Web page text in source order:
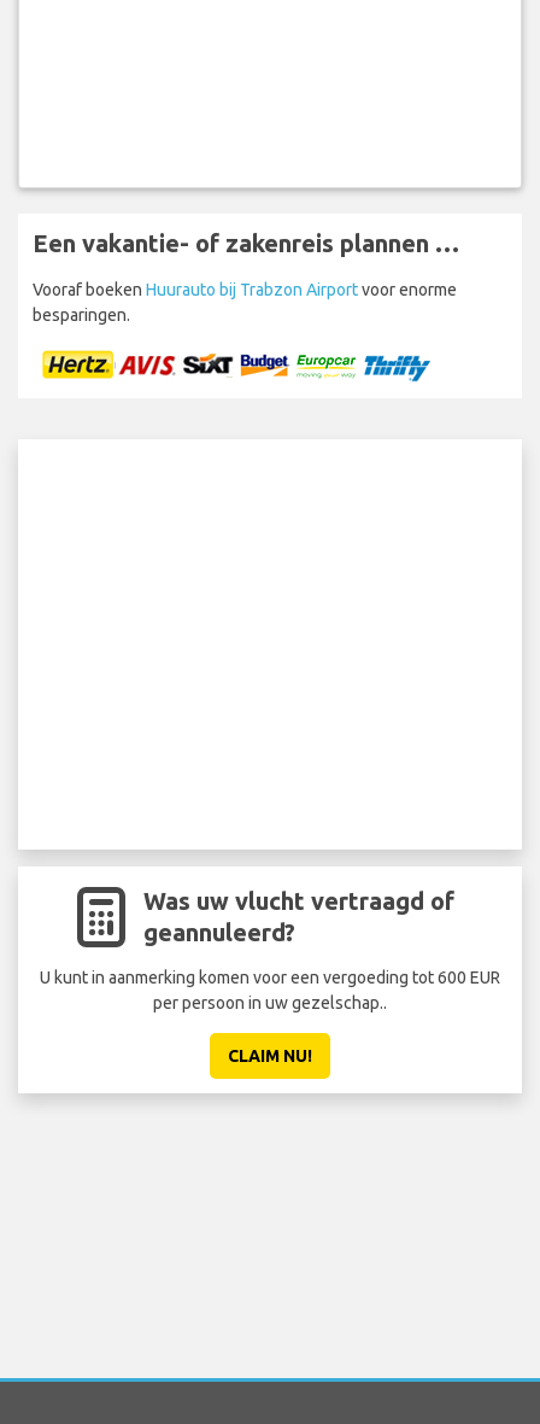
Een vakantie- of zakenreis plannen …
Vooraf boeken Huurauto bij Trabzon Airportvoor enorme
besparingen.
Was uw vlucht vertraagd of
geannuleerd?
U kunt in aanmerking komen voor een vergoeding tot 600 EUR
per persoon in uw gezelschap..
CLAIM NU!